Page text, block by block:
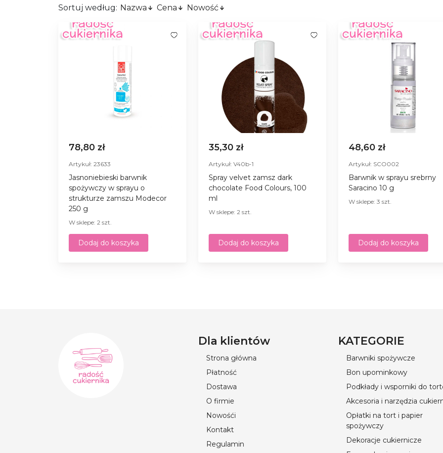
Sortuj według: Nazwa Cena Nowość
78,80 zł
Artykuł: 23633
Jasnoniebieski barwnik
spożywczy w sprayu o
strukturze zamszu Modecor
250 g
W sklepe: 2 szt.
Dodaj do koszyka
35,30 zł
Artykuł: V40b-1
Spray velvet zamsz dark
chocolate Food Colours, 100
ml
W sklepe: 2 szt.
Dodaj do koszyka
48,60 zł
Artykuł: SCO002
Barwnik w sprayu srebrny
Saracino 10 g
W sklepe: 3 szt.
Dodaj do koszyka
Dla klientów
Strona główna
Płatność
Dostawa
O firmie
Nowośći
Kontakt
Regulamin
KATEGORIE
Barwniki spożywcze
Bon upominkowy
Podkłady i wsporniki do
Akcesoria i narzędzia
Opłatki na tort i papier
spożywczy
Dekoracje cukiernicze